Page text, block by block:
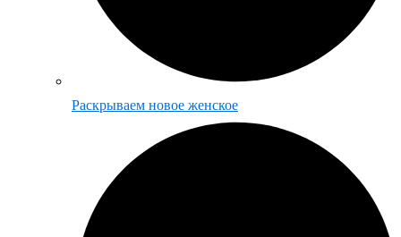
Раскрываем новое женское